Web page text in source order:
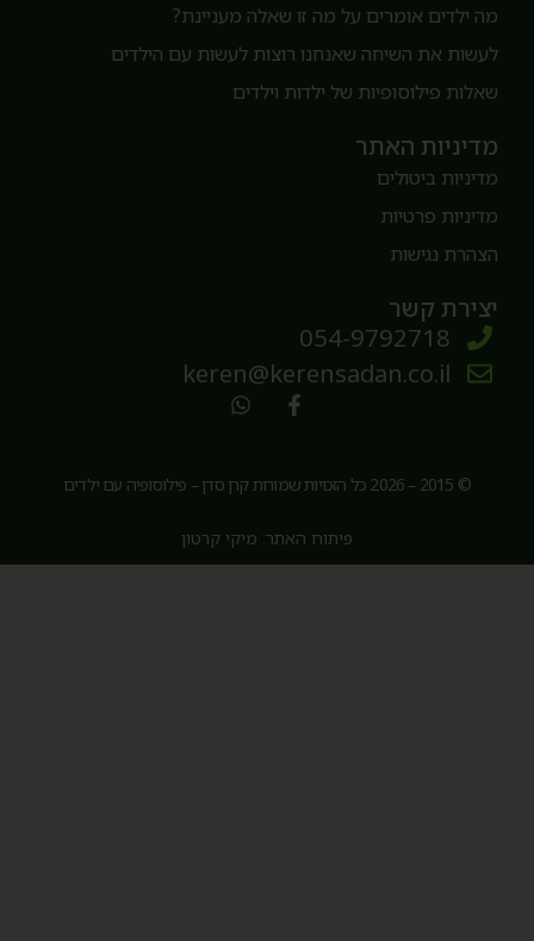
מה ילדים אומרים על מה זו שאלה מעניינת?
לעשות את השיחה שאנחנו רוצות לעשות עם הילדים
שאלות פילוסופיות של ילדות וילדים
מדיניות האתר
מדיניות ביטולים
מדיניות פרטיות
הצהרת נגישות
יצירת קשר
054-9792718
keren@kerensadan.co.il
פיתוח האתר: מיקי קרטון